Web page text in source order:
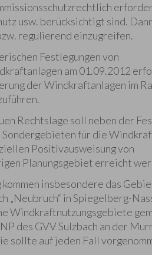
usw. berücksichtigt sind.
regulierend einzugreifen.
Festlegungen von
am 01.09.2012
der Windkraftanlagen im
Rechtslage soll neben der
Sondergebieten für die
Positivausweisung von
Planungsgebiet erreicht
insbesondere das
in Spiegelberg-
Windkraftnutzungsgebiete
des GVV Sulzbach an der
sollte auf jeden Fall